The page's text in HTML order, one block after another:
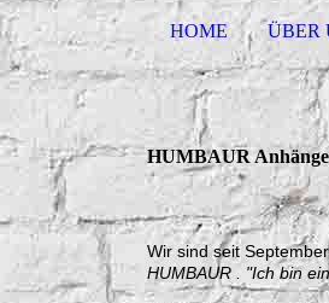
HOME ÜBER
HUMBAUR
Wir sind seit
HUMBAUR . "Ich bin